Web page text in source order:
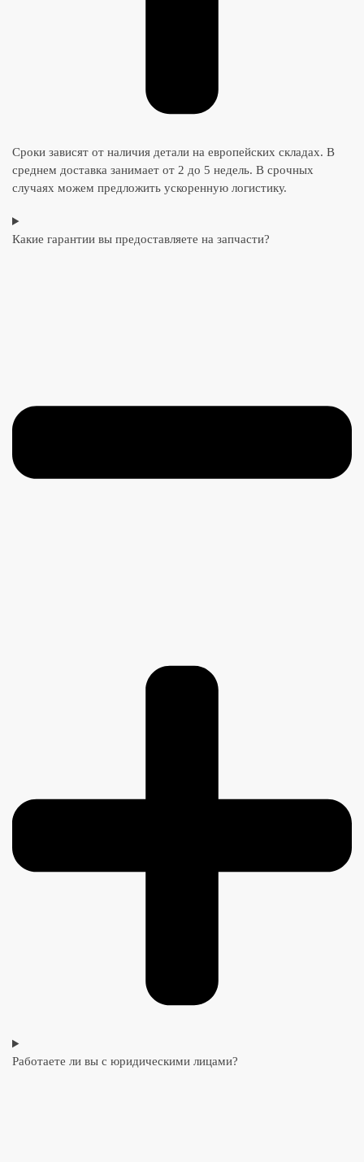
Сроки зависят от наличия детали на европейских складах. В
среднем доставка занимает от 2 до 5 недель. В срочных
случаях можем предложить ускоренную логистику.
Какие гарантии вы предоставляете на запчасти?
Работаете ли вы с юридическими лицами?